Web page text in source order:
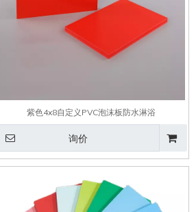
紫色4x8自定义PVC泡沫板防水淋浴
询价